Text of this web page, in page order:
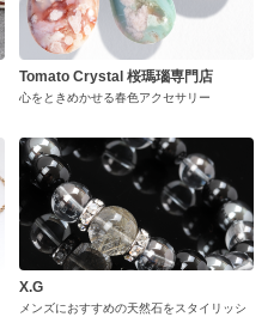
Tomato Crystal 桜瑪瑙専門店
心をときめかせる春色アクセサリー
X.G
メンズにおすすめの天然石をスタイリッシ